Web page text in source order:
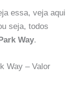
essa, veja aqui
seja, todos
Way.
Way – Valor